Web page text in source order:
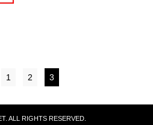
1 2 3
ALL RIGHTS RESERVED.